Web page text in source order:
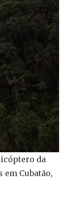
da
Cubatão,